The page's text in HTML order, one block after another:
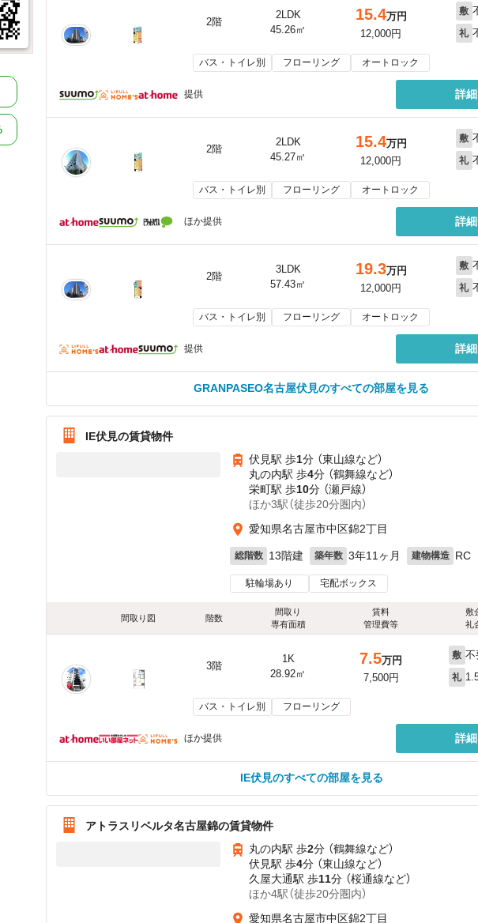
2階
2LDK
45.26㎡
15.4万円
12,000円
敷
礼
バス・トイレ別 フローリング オートロック
提供 詳
2階
2LDK
45.27㎡
15.4万円
12,000円
敷
礼
バス・トイレ別 フローリング オートロック
ほか提供 詳
2階
3LDK
57.43㎡
19.3万円
12,000円
敷
礼
バス・トイレ別 フローリング オートロック
提供 詳
GRANPASEO名古屋伏見のすべての部屋を見る
IE伏見の賃貸物件
伏見駅 歩1分 （東山線など）
丸の内駅 歩4分 （鶴舞線など）
栄町駅 歩10分 （瀬戸線）
ほか3駅（徒歩20分圏内）
愛知県名古屋市中区錦2丁目
総階数 13階建 築年数 3年11ヶ月 建物構造 RC
駐輪場あり 宅配ボックス
間取り図 階数
間取り
専有面積
賃料
管理費等
敷
礼
3階
1K
28.92㎡
7.5万円
7,500円
敷 不
礼
バス・トイレ別 フローリング
ほか提供 詳
IE伏見のすべての部屋を見る
アトラスリベルタ名古屋錦の賃貸物件
丸の内駅 歩2分 （鶴舞線など）
伏見駅 歩4分 （東山線など）
久屋大通駅 歩11分 （桜通線など）
ほか4駅（徒歩20分圏内）
愛知県名古屋市中区錦2丁目